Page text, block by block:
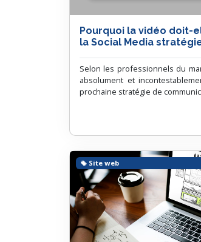
Pourquoi la vidéo doit-
la Social Media
Selon les professionnels du
absolument et
prochaine stratégie de
Site web